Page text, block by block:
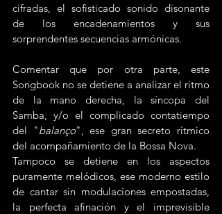
cifradas, el sofisticado sonido disonante
de los encadenamientos y sus
sorprendentes secuencias armónicas.
Comentar que por otra parte, este
Songbook no se detiene a analizar el ritmo
de la mano derecha, la síncopa del
Samba, y/o el complicado contatiempo
del "balanço", ese gran secreto rítmico
del acompañamiento de la Bossa Nova.
Tampoco se detiene en los aspectos
puramente melódicos, ese moderno estilo
de cantar sin modulaciones empostadas,
la perfecta afinación y el imprevisible